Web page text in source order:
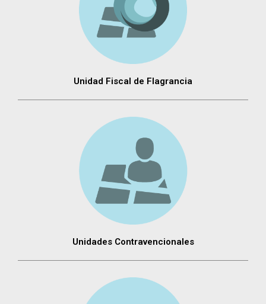
Unidad Fiscal de Flagrancia
Unidades Contravencionales